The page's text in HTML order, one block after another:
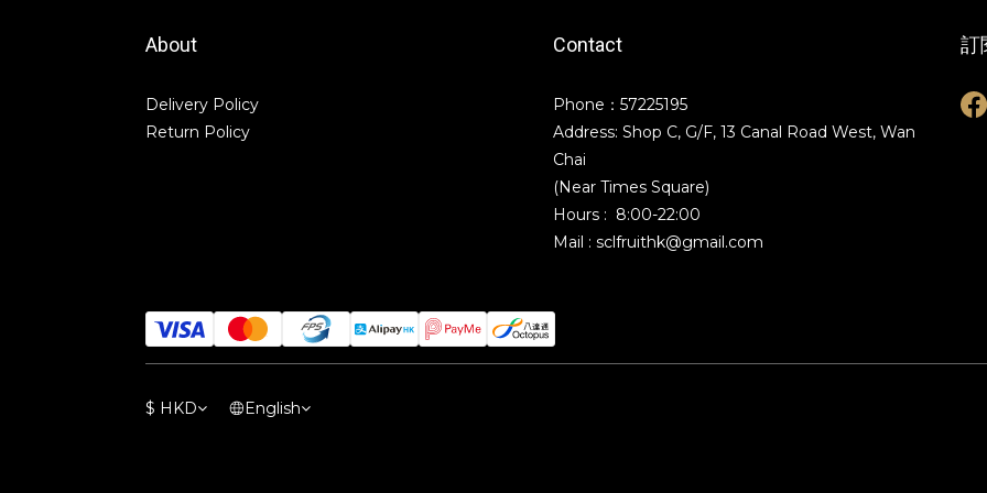
About
Delivery Policy
Return Policy
Contact
Phone：57225195
Address: Shop C, G/F, 13 Canal Road West, Wan
Chai
(Near Times Square)
Hours : 8:00-22:00
Mail : sclfruithk@gmail.com
訂
$ HKD English